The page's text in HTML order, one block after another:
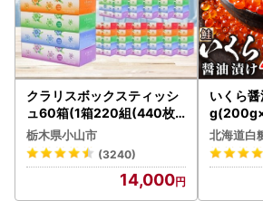
クラリスボックスティッシ
ュ60箱(1箱220組(440枚))
(5個入り×12セット)【配送
不可地域：離島・沖縄県】
【1256759】
栃木県小山市
(3240)
14,000
いくら
1676
北海道白